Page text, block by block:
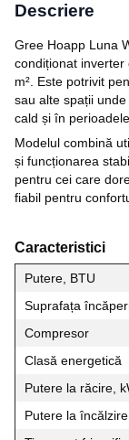
Descriere
Gree Hoapp Luna
condiționat
m². Este potrivit
sau alte spații
cald și în
Modelul combină
și funcționarea
pentru cei care
fiabil pentru
Caracteristici
Putere, BTU
Suprafața
Compresor
Clasă energetică
Putere la răcire,
Putere la